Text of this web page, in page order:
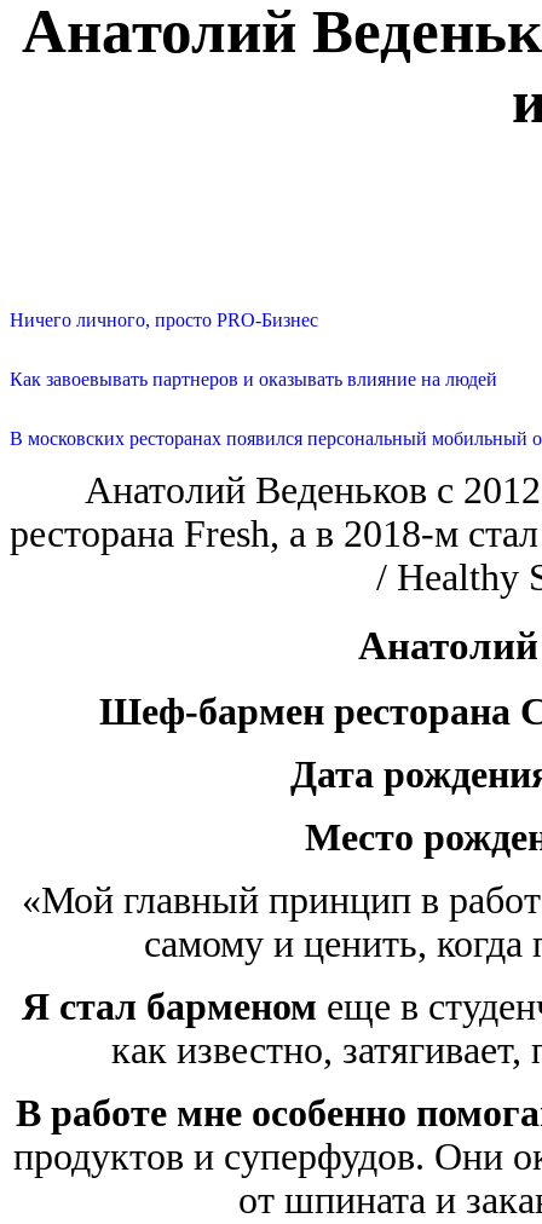
Анатолий
Ничего личного, просто PRO-Бизнес
Как завоевывать партнеров и оказывать влияние на людей
В московских ресторанах появился персональный мобильный
Анатолий Веденьков c
ресторана Fresh, а в 2018-м
/ Healthy
Шеф-бармен ресторана
Дата
Место
«Мой главный принцип в
самому и ценить,
Я стал барменом еще в
как известно,
В работе мне особенно
продуктов и суперфудов. Они
от шпината и